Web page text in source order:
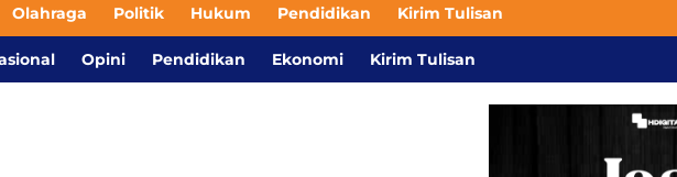
Olahraga Politik Hukum Pendidikan Kirim Tulisan
Opini Pendidikan Ekonomi Kirim Tulisan